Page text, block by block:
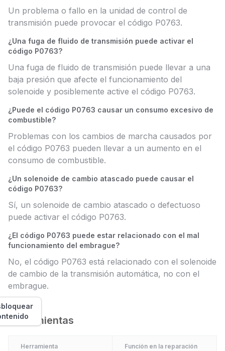
Un problema o fallo en la unidad de control de
transmisión puede provocar el código P0763.
¿Una fuga de fluido de transmisión puede activar el
código P0763?
Una fuga de fluido de transmisión puede llevar a una
baja presión que afecte el funcionamiento del
solenoide y posiblemente active el código P0763.
¿Puede el código P0763 causar un consumo excesivo de
combustible?
Problemas con los cambios de marcha causados por
el código P0763 pueden llevar a un aumento en el
consumo de combustible.
¿Un solenoide de cambio atascado puede causar el
código P0763?
Sí, un solenoide de cambio atascado o defectuoso
puede activar el código P0763.
¿El código P0763 puede estar relacionado con el mal
funcionamiento del embrague?
No, el código P0763 está relacionado con el solenoide
de cambio de la transmisión automática, no con el
embrague.
Herramientas
Herramienta Función en la reparación